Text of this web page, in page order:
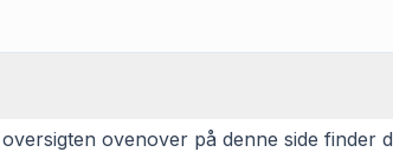
ovenover på denne side